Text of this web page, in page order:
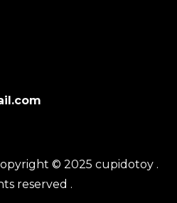
© 2025 cupidotoy .
reserved .